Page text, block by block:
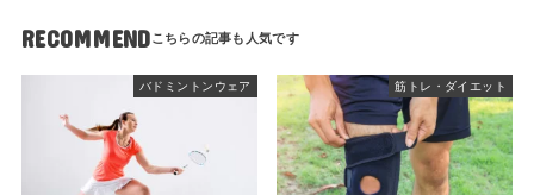
RECOMMEND
バドミントンウェア 筋トレ・ダイエット